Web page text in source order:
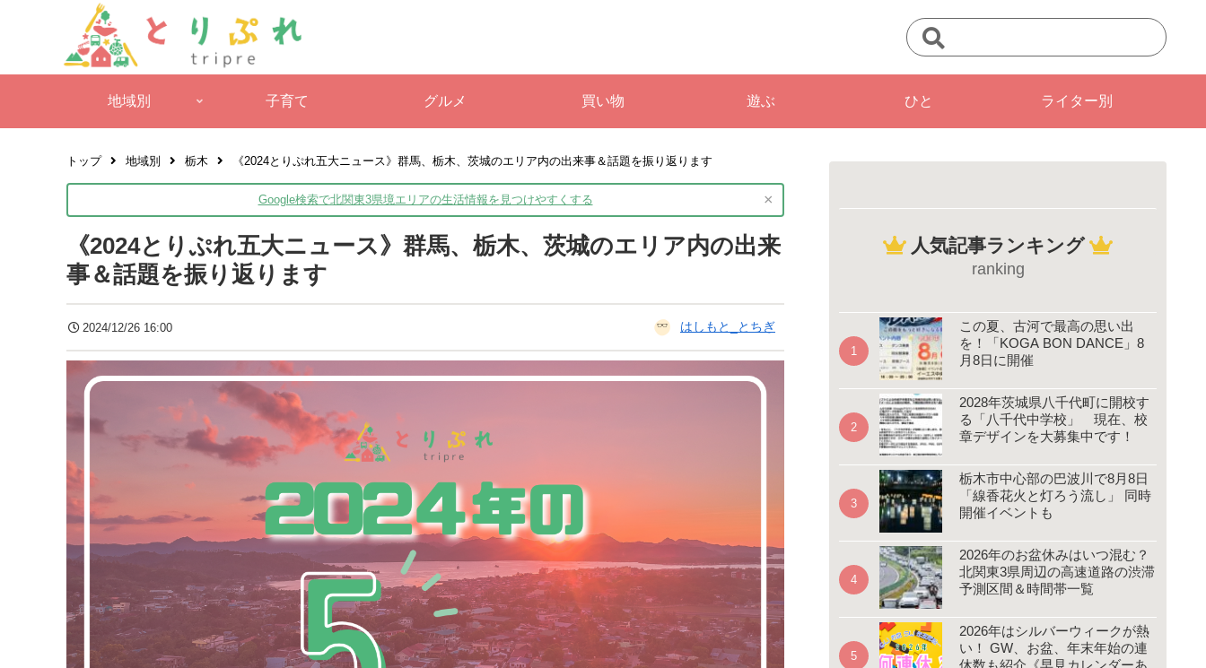
地域別 子育て グルメ 買い物 遊ぶ ひと ライター別
トップ 地域別 栃木 《2024とりぷれ五大ニュース》群馬、栃木、茨城のエリア内の出来事＆話題を振り返ります
Google検索で北関東3県境エリアの生活情報を 見つけやすくする ×
《2024とりぷれ五大ニュース》群馬、栃木、茨城のエリア内の出来
事＆話題を振り返ります
2024/12/26 16:00 はしもと_とちぎ
人気記事ランキング
ranking
この夏、古河で最高の思い出
を！「KOGA BON DANCE」8
月8日に開催
2028年茨城県八千代町に開校す
る「八千代中学校」 現在、校
章デザインを大募集中です！
栃木市中心部の巴波川で8月8日
「線香花火と灯ろう流し」 同時
開催イベントも
2026年のお盆休みはいつ混む？
北関東3県周辺の高速道路の渋滞
予測区間＆時間帯一覧
2026年はシルバーウィークが熱
い！ GW、お盆、年末年始の連